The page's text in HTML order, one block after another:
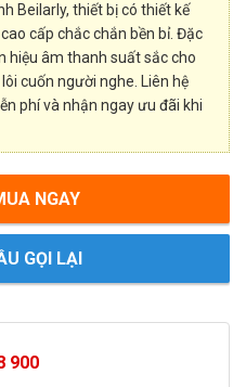
Beilarly, thiết bị có thiết kế
cấp chắc chắn bền bỉ. Đặc
hiệu âm thanh suất sắc cho
cuốn người nghe. Liên hệ
phí và nhận ngay ưu đãi khi
NGAY
GỌI LẠI
900